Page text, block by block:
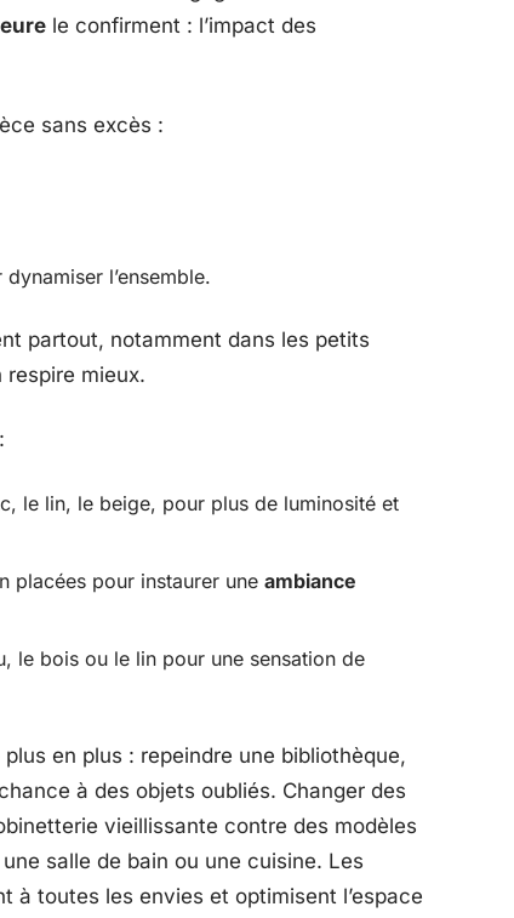
le confirment : l’impact des
sans excès :
l’ensemble.
partout, notamment dans les petits
mieux.
le lin, le beige, pour plus de luminosité et
placées pour instaurer une ambiance
le bois ou le lin pour une sensation de
plus en plus : repeindre une bibliothèque,
à des objets oubliés. Changer des
vieillissante contre des modèles
salle de bain ou une cuisine. Les
à toutes les envies et optimisent l’espace